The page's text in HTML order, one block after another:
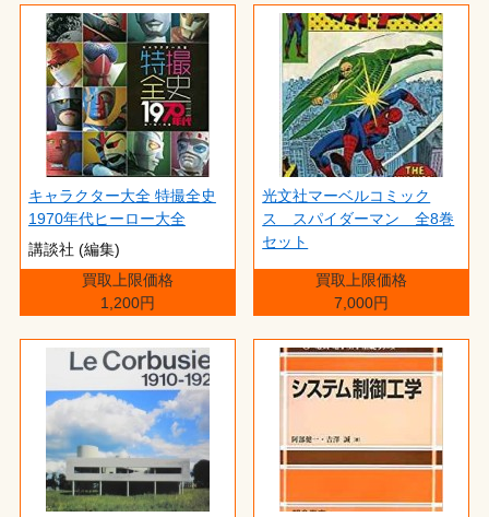
キャラクター大全 特撮全史
1970年代ヒーロー大全
講談社 (編集)
買取上限価格
1,200円
光文社マーベルコミック
ス スパイダーマン 全8巻
セット
買取上限価格
7,000円